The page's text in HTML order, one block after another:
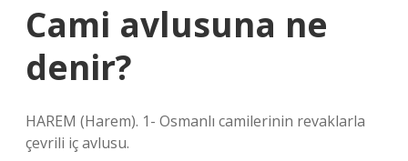
Cami avlusuna ne
denir?
HAREM (Harem). 1- Osmanlı camilerinin revaklarla
çevrili iç avlusu.